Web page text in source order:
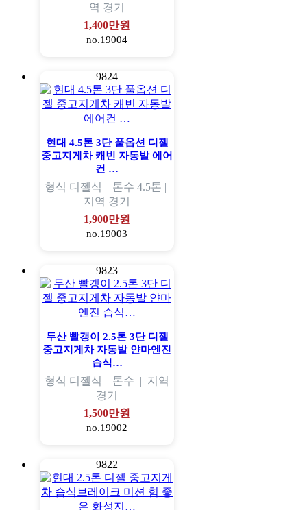
역 경기
1,400만원
no.19004
9824
현대 4.5톤 3단 풀옵션 디젤
중고지게차 캐빈 자동발 에어
컨 …
형식 디젤식 | 톤수 4.5톤 |
지역 경기
1,900만원
no.19003
9823
두산 빨갱이 2.5톤 3단 디젤
중고지게차 자동발 얀마엔진
습식…
형식 디젤식 | 톤수 | 지역
경기
1,500만원
no.19002
9822